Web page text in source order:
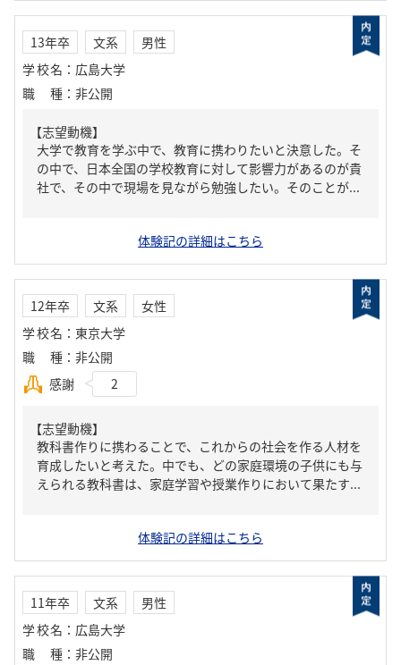
13年卒 文系
男性
学校名 ： 広島大学
職種 ： 非公開
【志望動機】
大学で教育を学ぶ中で、教育に携わりたいと決意した。そ
の中で、日本全国の学校教育に対して影響力があるのが貴
社で、その中で現場を見ながら勉強したい。そのことが...
体験記の詳細はこちら
12年卒 文系
女性
学校名 ： 東京大学
職種 ： 非公開
感謝
2
【志望動機】
教科書作りに携わることで、これからの社会を作る人材を
育成したいと考えた。中でも、どの家庭環境の子供にも与
えられる教科書は、家庭学習や授業作りにおいて果たす...
体験記の詳細はこちら
11年卒 文系
男性
学校名 ： 広島大学
職種 ： 非公開